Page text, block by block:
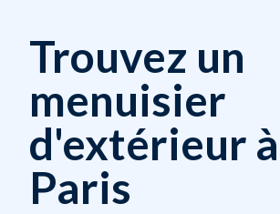
Trouvez un
menuisier
d'extérieur à
Paris